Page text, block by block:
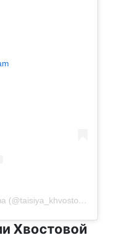
Допис, поширений Таїсія Хвостова (@taisiya_khvostova)
Хвостовой